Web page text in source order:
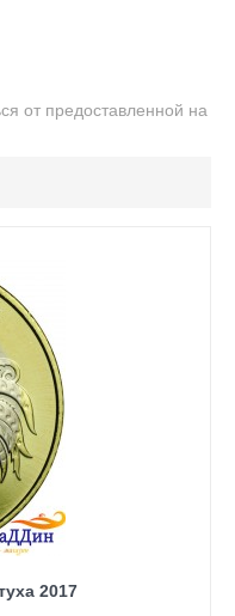
от предоставленной на
2017